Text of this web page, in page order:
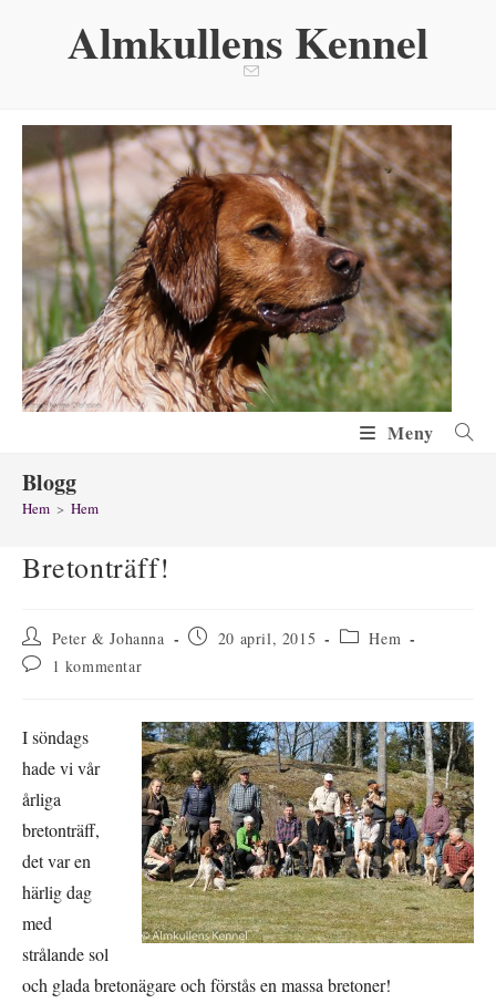
Almkullens Kennel
Meny
Blogg
Hem > Hem
Bretonträff!
Inläggsförfattare:
Peter & Johanna
Inlägget20 april, 2015 Inläggskategori:
Hem
Kommentarer
1 kommentar
I söndags
hade vi vår
årliga
bretonträff,
det var en
härlig dag
med
strålande sol
och glada bretonägare och förstås en massa bretoner!